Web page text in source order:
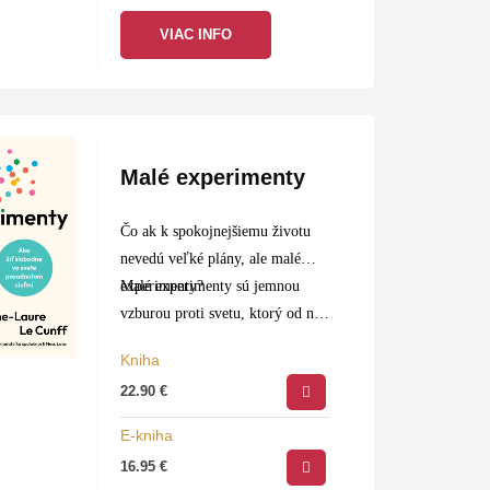
VIAC INFO
Malé experimenty
Čo ak k spokojnejšiemu životu
nevedú veľké plány, ale malé
experimenty?
Malé experimenty sú jemnou
vzburou proti svetu, ktorý od nás
a veľké životné míľniky.
Neurovedkyňa a…
Kniha
22.90€
E-kniha
16.95€